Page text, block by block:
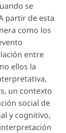
se
partir de esta
como los
entre
ellos la
un contexto
social de
y cognitivo,